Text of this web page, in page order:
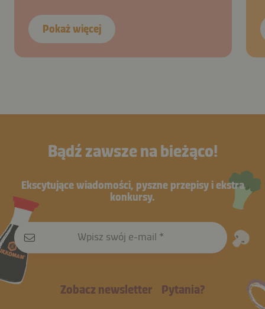
Pokaż więcej
Bądź zawsze na bieżąco!
Ekscytujące wiadomości, pyszne przepisy i ekstra
konkursy.
Wpisz swój e-mail
Zobacz newsletter Pytania?